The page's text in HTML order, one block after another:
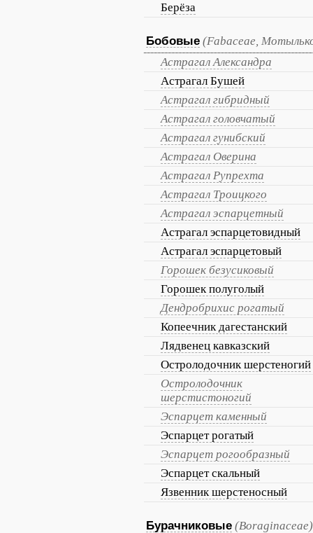
Берёза
Бобовые (Fabaceae,
Астрагал Александра
Астрагал Бушей
Астрагал гибридный
Астрагал головчатый
Астрагал гунибский
Астрагал Оверина
Астрагал Рупрехта
Астрагал Троицкого
Астрагал эспарцетный
Астрагал эспарцетовидный
Астрагал эспарцетовый
Горошек безусиковый
Горошек полуголый
Дендробрихис рогатый
Копеечник дагестанский
Лядвенец кавказский
Остролодочник шерстеногий
Остролодочник
шерстистоногий
Эспарцет каменный
Эспарцет рогатый
Эспарцет рогообразный
Эспарцет скальный
Язвенник шерстеносный
Бурачниковые (Boraginaceae)